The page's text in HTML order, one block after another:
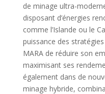
de minage ultra-
disposant d’énergies
comme l’Islande ou le
puissance des
MARA de réduire son
maximisant ses
également dans de
minage hybride,